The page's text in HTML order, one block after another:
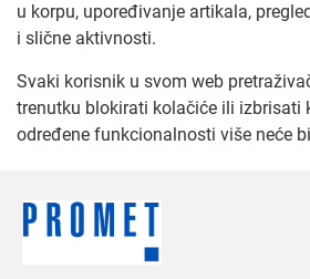
u korpu, upoređivanje artikala,
i slične aktivnosti.
Svaki korisnik u svom web
trenutku blokirati kolačiće ili izbrisati
određene funkcionalnosti više neće